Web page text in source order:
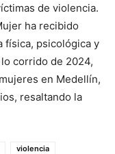
de violencia.
ha recibido
física, psicológica y
corrido de 2024,
en Medellín,
resaltando la
violencia